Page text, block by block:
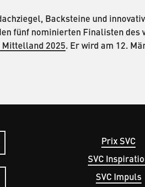
Backsteine und
fünf nominierten Finalisten des
Mittelland 2025. Er wird am 12.
Hauptnavigation
Prix SVC
SVC
SVC Impuls